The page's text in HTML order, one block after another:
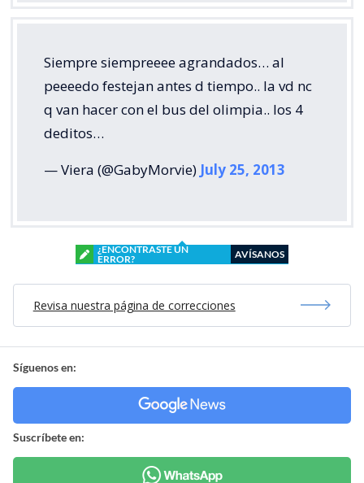
Siempre siempreeee agrandados… al
peeeedo festejan antes d tiempo.. la vd nc
q van hacer con el bus del olimpia.. los 4
deditos…
— Viera (@GabyMorvie) July 25, 2013
¿ENCONTRASTE UN
ERROR?
AVÍSANOS
Revisa nuestra página de correcciones
Síguenos en:
Suscríbete en: